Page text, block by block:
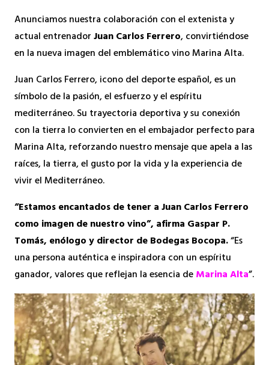
Anunciamos nuestra colaboración con el extenista y
actual entrenadorJuan Carlos Ferrero, convirtiéndose
en la nueva imagen del emblemático vino Marina Alta.
Juan Carlos Ferrero, icono del deporte español, es un
símbolo de la pasión, el esfuerzo y el espíritu
mediterráneo. Su trayectoria deportiva y su conexión
con la tierra lo convierten en el embajador perfecto para
Marina Alta, reforzando nuestro mensaje que apela a las
raíces, la tierra, el gusto por la vida y la experiencia de
vivir el Mediterráneo.
“Estamos encantados de tener a Juan Carlos Ferrero
como imagen de nuestro vino”, afirma Gaspar P.
Tomás, enólogo y director de Bodegas Bocopa.“Es
una persona auténtica e inspiradora con un espíritu
ganador, valores que reflejan la esencia deMarina Alta”.